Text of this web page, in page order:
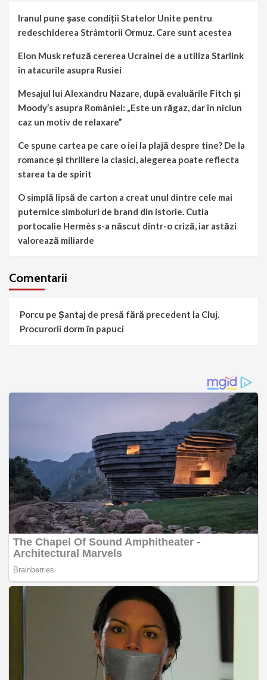
Iranul pune șase condiții Statelor Unite pentru
redeschiderea Strâmtorii Ormuz. Care sunt acestea
Elon Musk refuză cererea Ucrainei de a utiliza Starlink
în atacurile asupra Rusiei
Mesajul lui Alexandru Nazare, după evaluările Fitch și
Moody’s asupra României: „Este un răgaz, dar în niciun
caz un motiv de relaxare”
Ce spune cartea pe care o iei la plajă despre tine? De la
romance și thrillere la clasici, alegerea poate reflecta
starea ta de spirit
O simplă lipsă de carton a creat unul dintre cele mai
puternice simboluri de brand din istorie. Cutia
portocalie Hermès s-a născut dintr-o criză, iar astăzi
valorează miliarde
Comentarii
Porcu pe Șantaj de presă fără precedent la Cluj.
Procurorii dorm în papuci